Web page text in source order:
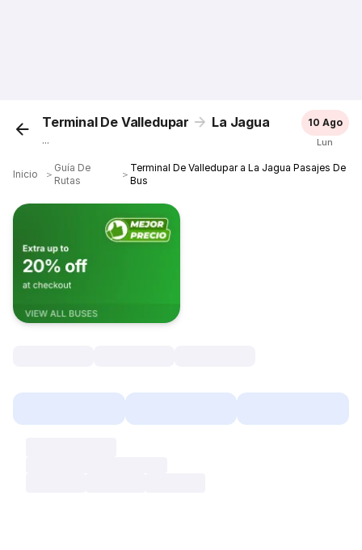
Terminal De Valledupar La Jagua
...
10 Ago
Lun
Inicio ＞
Guía De
Rutas
＞
Terminal De Valledupar a La Jagua Pasajes De
Bus